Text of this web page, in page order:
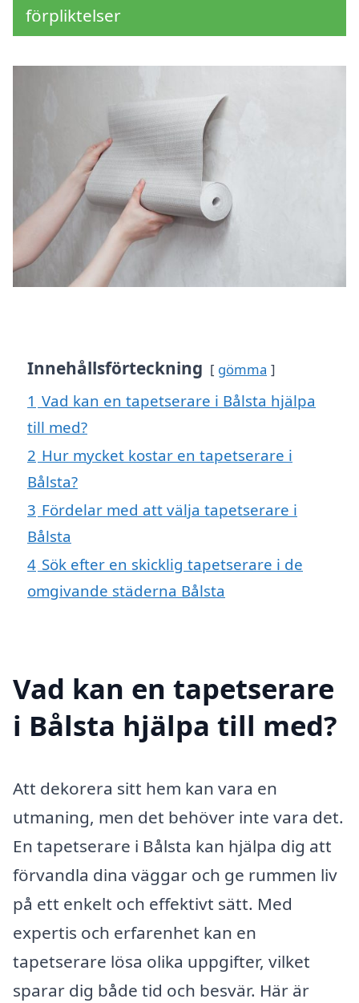
förpliktelser
Innehållsförteckning gömma
1 Vad kan en tapetserare i Bålsta hjälpa
till med?
2 Hur mycket kostar en tapetserare i
Bålsta?
3 Fördelar med att välja tapetserare i
Bålsta
4 Sök efter en skicklig tapetserare i de
omgivande städerna Bålsta
Vad kan en tapetserare
i Bålsta hjälpa till med?
Att dekorera sitt hem kan vara en
utmaning, men det behöver inte vara det.
En tapetserare i Bålsta kan hjälpa dig att
förvandla dina väggar och ge rummen liv
på ett enkelt och effektivt sätt. Med
expertis och erfarenhet kan en
tapetserare lösa olika uppgifter, vilket
sparar dig både tid och besvär. Här är